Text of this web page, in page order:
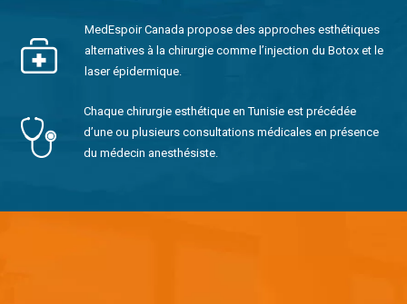
MedEspoir Canada propose des approches esthétiques
alternatives à la chirurgie comme l’injection du Botox et le
laser épidermique.
Chaque chirurgie esthétique en Tunisie est précédée
d’une ou plusieurs consultations médicales en présence
du médecin anesthésiste.